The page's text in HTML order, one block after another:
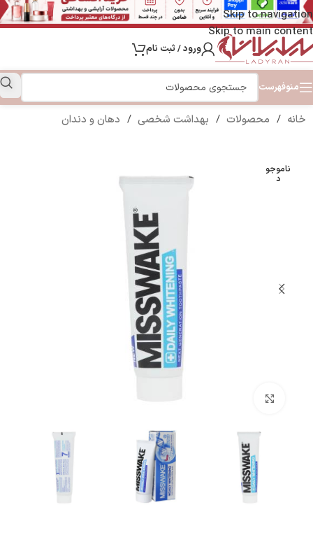
Skip to navigation
Skip to main content
ورود / ثبت نام
منوفهرست
خانه / محصولات / بهداشت شخصی / دهان و دندان
ناموجو
د